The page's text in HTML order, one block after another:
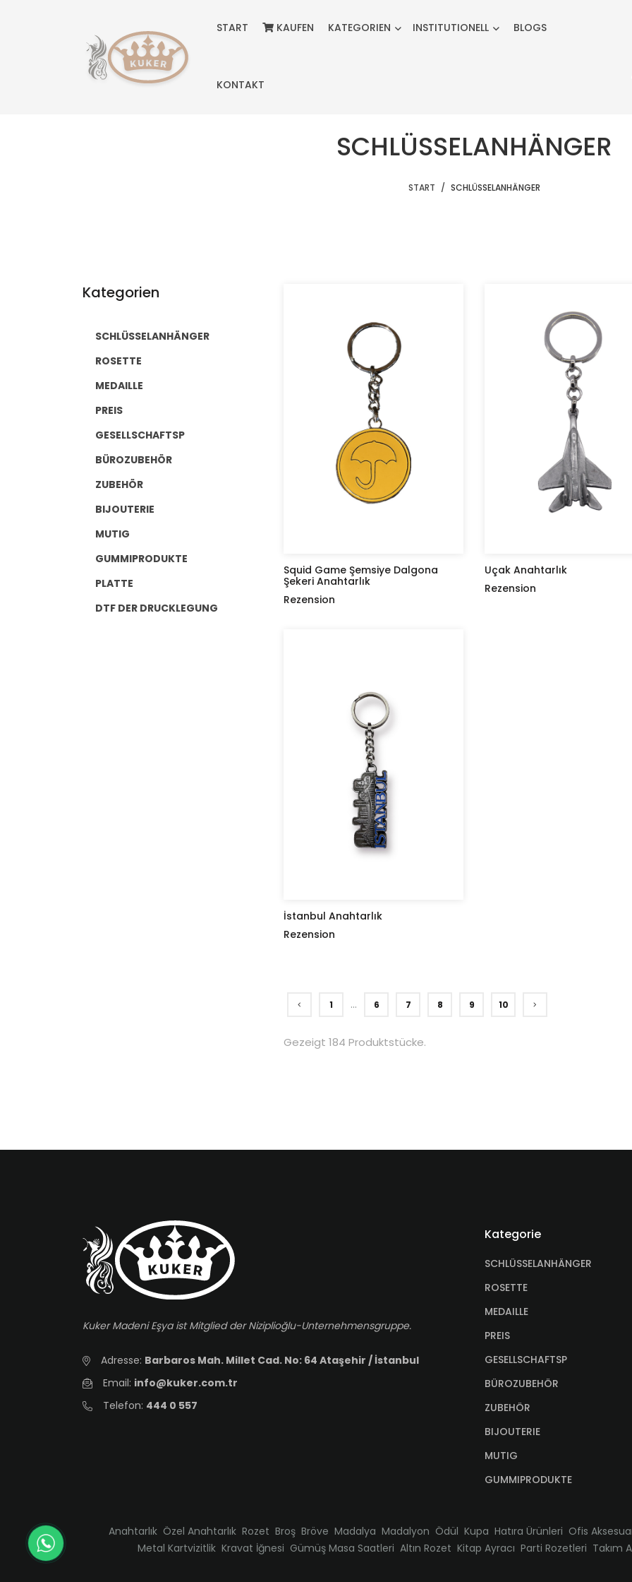
START KAUFEN KATEGORIEN INSTITUTIONELL BLOGS
KONTAKT
SCHLÜSSELANHÄNGER
START SCHLÜSSELANHÄNGER
Kategorien
SCHLÜSSELANHÄNGER
ROSETTE
MEDAILLE
PREIS
GESELLSCHAFTSP
BÜROZUBEHÖR
ZUBEHÖR
BIJOUTERIE
MUTIG
GUMMIPRODUKTE
PLATTE
DTF DER DRUCKLEGUNG
Squid Game Şemsiye Dalgona
Şekeri Anahtarlık
Rezension
Uçak Anahtarlık
Rezension
İstanbul Anahtarlık
Rezension
1 ... 6 7 8 9 10
Gezeigt 184 Produktstücke.
Kuker Madeni Eşya ist Mitglied der Niziplioğlu-Unternehmensgruppe.
Adresse: Barbaros Mah. Millet Cad. No: 64 Ataşehir / İstanbul
Email: info@kuker.com.tr
Telefon: 444 0 557
Kategorie
SCHLÜSSELANHÄNGER
ROSETTE
MEDAILLE
PREIS
GESELLSCHAFTSP
BÜROZUBEHÖR
ZUBEHÖR
BIJOUTERIE
MUTIG
GUMMIPRODUKTE
Anahtarlık Özel Anahtarlık Rozet Broş Bröve Madalya Madalyon Ödül Kupa Hatıra Ürünleri Ofis
Metal Kartvizitlik Kravat İğnesi Gümüş Masa Saatleri Altın Rozet Kitap Ayracı Parti Rozetleri Takım